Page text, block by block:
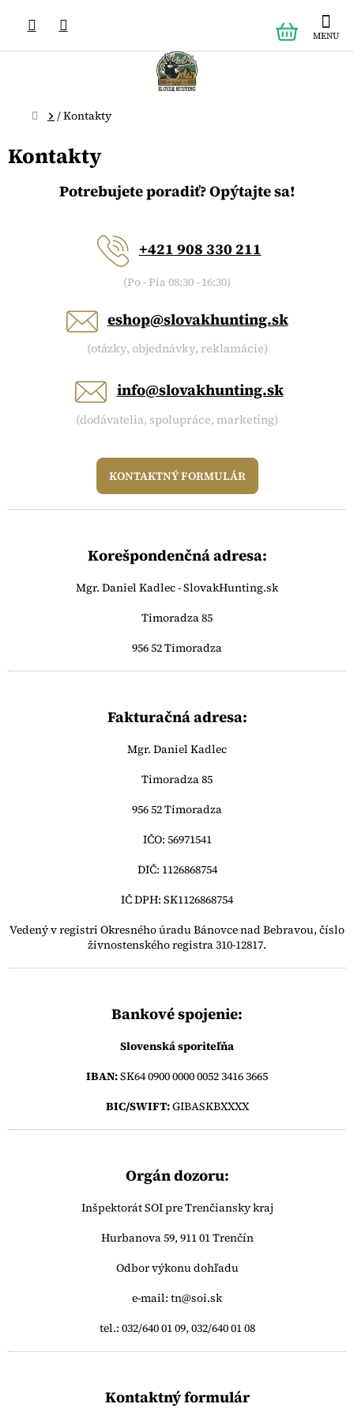
obsah
KOŠÍK
Domov
/Kontakty
Kontakty
Potrebujete poradiť? Opýtajte sa!
+421 908 330 211
(Po - Pia 08:30 - 16:30)
eshop@slovakhunting.sk
(otázky, objednávky, reklamácie)
info@slovakhunting.sk
(dodávatelia, spolupráce, marketing)
KONTAKTNÝ FORMULÁR
Korešpondenčná adresa:
Mgr. Daniel Kadlec - SlovakHunting.sk
Timoradza 85
956 52 Timoradza
Fakturačná adresa:
Mgr. Daniel Kadlec
Timoradza 85
956 52 Timoradza
IČO: 56971541
DIČ: 1126868754
IČ DPH: SK1126868754
Vedený v registri Okresného úradu Bánovce nad Bebravou, číslo
živnostenského registra 310-12817.
Bankové spojenie:
Slovenská sporiteľňa
IBAN:SK64 0900 0000 0052 3416 3665
BIC/SWIFT:GIBASKBXXXX
Orgán dozoru:
Inšpektorát SOI pre Trenčiansky kraj
Hurbanova 59, 911 01 Trenčín
Odbor výkonu dohľadu
e-mail: tn@soi.sk
tel.: 032/640 01 09, 032/640 01 08
Kontaktný formulár